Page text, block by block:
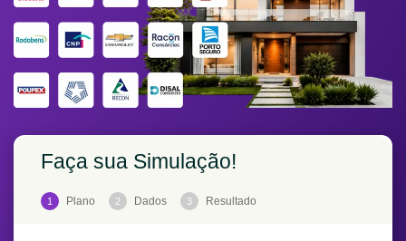
Faça sua Simulação!
1 Plano 2 Dados 3 Resultado